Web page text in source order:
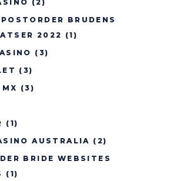
(2)
BRUDENS
2022 (1)
(3)
(3)
(3)
(1)
AUSTRALIA (2)
BRIDE WEBSITES
(1)